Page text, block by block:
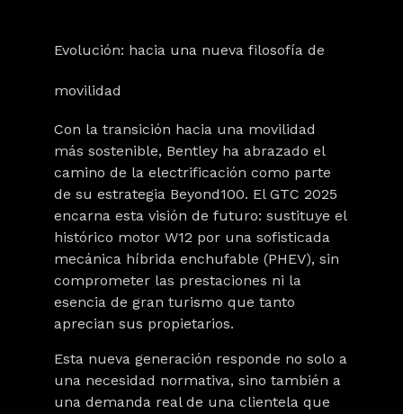
Evolución: hacia una nueva filosofía de
movilidad
Con la transición hacia una movilidad
más sostenible, Bentley ha abrazado el
camino de la electrificación como parte
de su estrategia Beyond100. El GTC 2025
encarna esta visión de futuro: sustituye el
histórico motor W12 por una sofisticada
mecánica híbrida enchufable (PHEV), sin
comprometer las prestaciones ni la
esencia de gran turismo que tanto
aprecian sus propietarios.
Esta nueva generación responde no solo a
una necesidad normativa, sino también a
una demanda real de una clientela que